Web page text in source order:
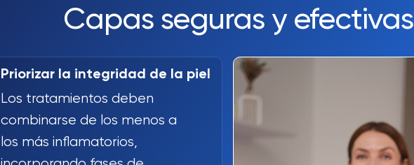
Capas seguras y efectivas
Los tratamientos deben
combinarse de los menos a
los más inflamatorios,
Priorizar la integridad de la piel